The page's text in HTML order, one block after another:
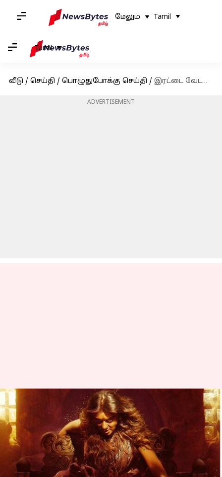
மேலும் Tamil
Tamil
வீடு / செய்தி / பொழுதுபோக்கு செய்தி / இரட்டை வேடத்தில் நடிக்கும் ஹன்சிகாவின் 'காந்தாரி'
ADVERTISEMENT
இரட்டை வேடத்தில்
நடிக்கும் ஹன்சிகாவின்
'காந்தாரி'
எழுதியவர் Saranya Shankar Dec 25, 2022 11:22 pm